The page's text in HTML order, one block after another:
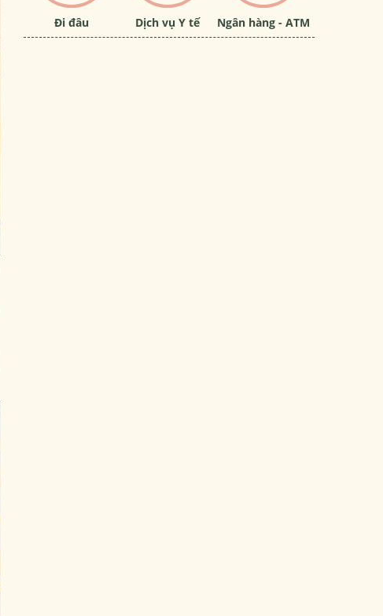
Đi đâu Dịch vụ Y tế Ngân hàng - ATM